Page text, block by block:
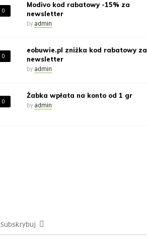
0
Modivo kod rabatowy -15% za
newsletter
by admin
0
eobuwie.pl zniżka kod rabatowy za
newsletter
by admin
0
Żabka wpłata na konto od 1 gr
by admin
Subskrybuj